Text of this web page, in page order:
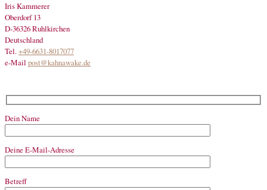
Iris Kammerer
Oberdorf 13
D-36326 Ruhlkirchen
Deutschland
Tel.+49-6631-8017077
e-Mail post@kahnawake.de
Dein Name
Deine E-Mail-Adresse
Betreff